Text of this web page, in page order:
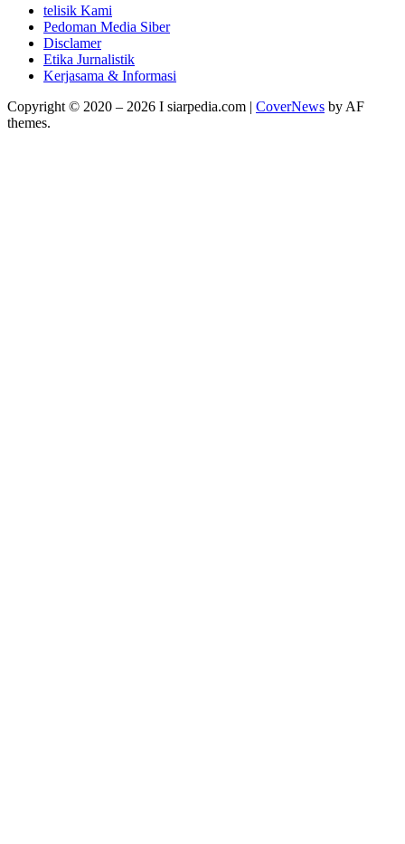
telisik Kami
Pedoman Media Siber
Disclamer
Etika Jurnalistik
Kerjasama & Informasi
Copyright © 2020 – 2026 I siarpedia.com | CoverNews by AF
themes.